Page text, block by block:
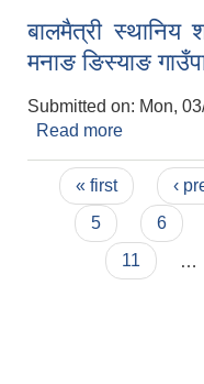
बालमैत्री स्थानिय
मनाङ ङिस्याङ
Submitted on: Mon,
Read more
Pages
« first ‹
5
6
11